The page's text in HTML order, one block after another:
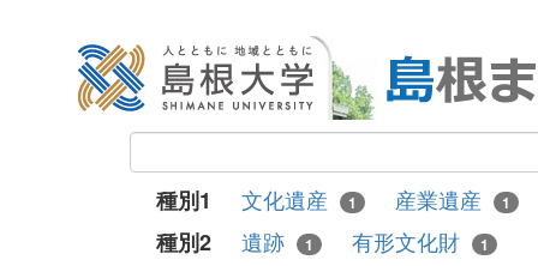
種別1 文化遺産 1 産業遺産 1
種別2 遺跡 1 有形文化財 1